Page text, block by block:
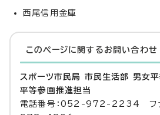
西尾信用金庫
このページに関する お問い合わせ
スポーツ市民局 市民生活部 男女
平等参画推進担当
電話番号：052-972-2234 フ